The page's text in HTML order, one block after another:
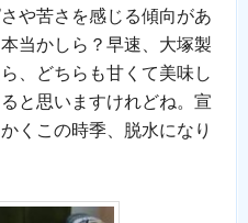
や苦さを感じる傾向があ
当かしら？早速、大塚製
、どちらも甘くて美味し
と思いますけれどね。宣
くこの時季、脱水になり